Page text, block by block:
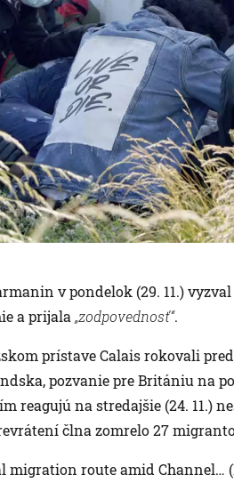
v pondelok (29. 11.)
a prijala „zodpovednosť“.
prístave Calais rokovali
pozvanie pre Britániu na
na stredajšie (24. 11.)
člna zomrelo 27
migration route amid Channel…